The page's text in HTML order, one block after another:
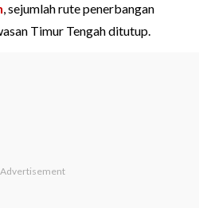
, sejumlah rute penerbangan
Timur Tengah ditutup.